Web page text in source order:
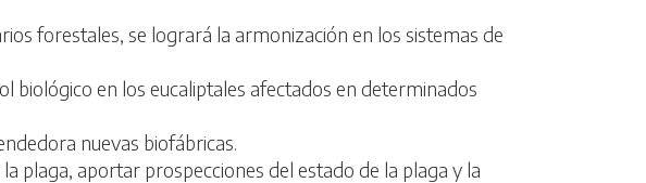
forestales, se logrará la armonización en los sistemas de
biológico en los eucaliptales afectados en determinados
nuevas biofábricas.
plaga, aportar prospecciones del estado de la plaga y la